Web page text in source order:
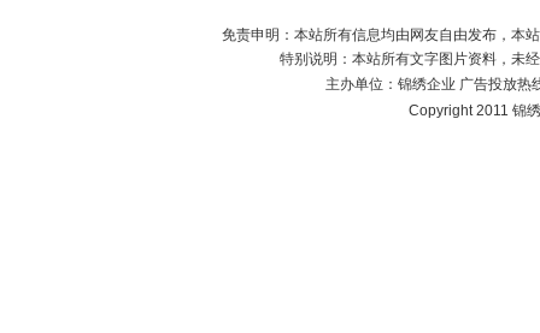
免责申明：本站所有信息均由网友自由发布，本
特别说明：本站所有文字图片资料，未
主办单位： 锦绣企业 广告投放热
Copyright 2011 锦